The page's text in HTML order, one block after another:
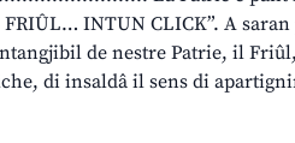
INTUN CLICK”. A
de nestre Patrie, il
di insaldâ il sens di